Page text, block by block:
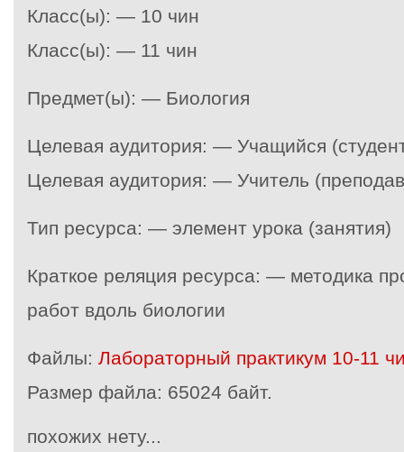
Класс(ы): — 10 чин
Класс(ы): — 11 чин
Предмет(ы): — Биология
Целевая аудитория: — Учащийся
Целевая аудитория: — Учитель
Тип ресурса: — элемент урока (занятия)
Краткое реляция ресурса: — методика
работ вдоль биологии
Файлы: Лабораторный практикум 10-11
Размер файла: 65024 байт.
похожих нету...